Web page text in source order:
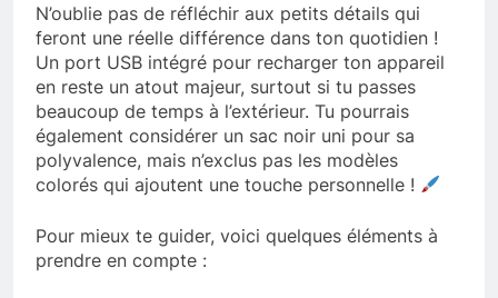
N’oublie pas de réfléchir aux petits détails qui
feront une réelle différence dans ton quotidien !
Un port USB intégré pour recharger ton appareil
en reste un atout majeur, surtout si tu passes
beaucoup de temps à l’extérieur. Tu pourrais
également considérer un sac noir uni pour sa
polyvalence, mais n’exclus pas les modèles
colorés qui ajoutent une touche personnelle !
Pour mieux te guider, voici quelques éléments à
prendre en compte :